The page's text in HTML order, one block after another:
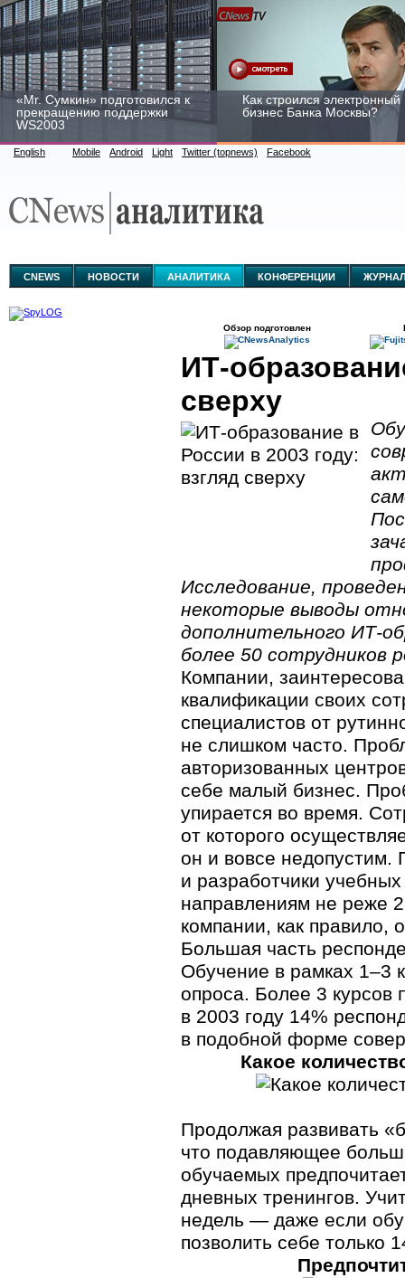
«Mr. Сумкин» подготовился к
прекращению поддержки
WS2003
Как строился электронный
бизнес Банка Москвы?
к аналитике
участвовать
English Mobile Android Light Twitter (topnews) Facebook
CNEWS НОВОСТИ АНАЛИТИКА КОНФЕРЕНЦИИ
Обзор подготовлен
ИТ-
сверху
Исследование,
некоторые выводы
дополнительного ИТ-
более 50 сотрудников
Компании,
квалификации своих
специалистов от
не слишком часто.
авторизованных
себе малый бизнес.
упирается во время.
от которого
он и вовсе недопустим.
и разработчики
направлениям не реже
компании, как правило,
Большая часть
Обучение в рамках 1–3
опроса. Более 3
в 2003 году 14%
в подобной форме
Какое
Продолжая развивать
что подавляющее
обучаемых
дневных тренингов.
недель — даже если
позволить себе только